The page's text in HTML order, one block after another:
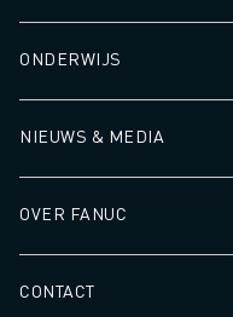
ONDERWIJS
NIEUWS & MEDIA
OVER FANUC
CONTACT